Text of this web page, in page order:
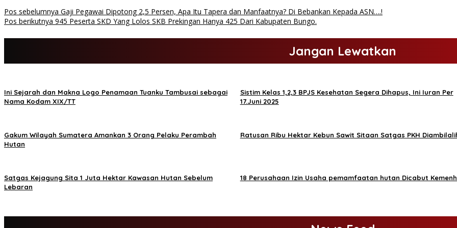
Pos sebelumnya Gaji Pegawai Dipotong 2,5 Persen, Apa Itu Tapera dan Manfaatnya? Di Bebankan Kepada ASN….!
Pos berikutnya 945 Peserta SKD Yang Lolos SKB Prekingan Hanya 425 Dari Kabupaten Bungo.
Jangan Lewatkan
Ini Sejarah dan Makna Logo Penamaan Tuanku Tambusai sebagai
Nama Kodam XIX/TT
Sistim Kelas 1,2,3 BPJS Kesehatan Segera Dihapus, Ini Iuran Per
17.Juni 2025
Gakum Wilayah Sumatera Amankan 3 Orang Pelaku Perambah
Hutan
Ratusan Ribu Hektar Kebun Sawit Sitaan Satgas PKH
Satgas Kejagung Sita 1 Juta Hektar Kawasan Hutan Sebelum
Lebaran
18 Perusahaan Izin Usaha pemamfaatan hutan Dicabut